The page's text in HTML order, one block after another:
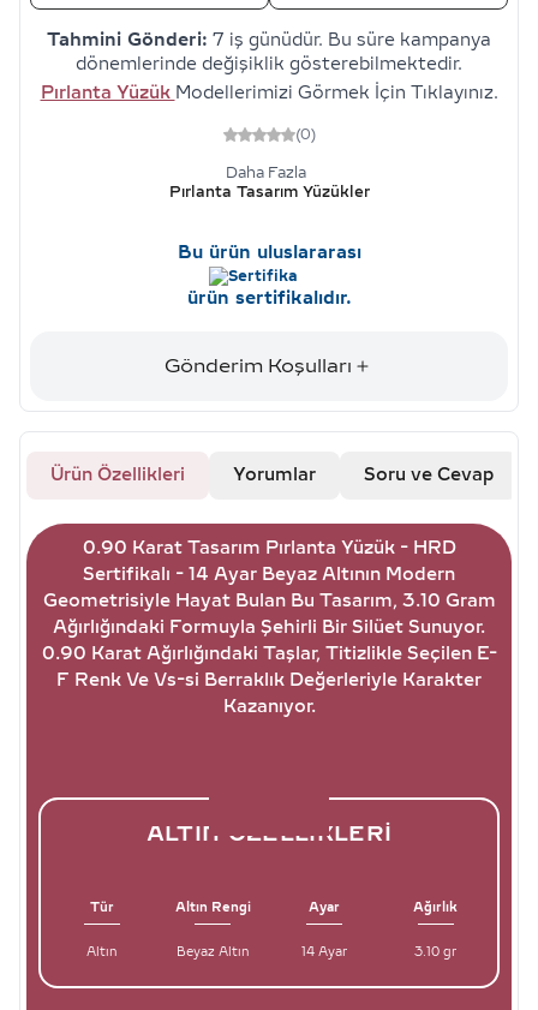
Tahmini Gönderi: 7 iş günüdür. Bu süre kampanya
dönemlerinde değişiklik gösterebilmektedir.
Pırlanta Yüzük Modellerimizi Görmek İçin Tıklayınız.
(0)
Daha Fazla
Pırlanta Tasarım Yüzükler
Bu ürün uluslararası
ürün sertifikalıdır.
Gönderim Koşulları
Ürün Özellikleri Yorumlar Soru ve Cevap
0.90 Karat Tasarım Pırlanta Yüzük - HRD
Sertifikalı - 14 Ayar Beyaz Altının Modern
Geometrisiyle Hayat Bulan Bu Tasarım, 3.10 Gram
Ağırlığındaki Formuyla Şehirli Bir Silüet Sunuyor.
0.90 Karat Ağırlığındaki Taşlar, Titizlikle Seçilen E-
F Renk Ve Vs-si Berraklık Değerleriyle Karakter
Kazanıyor.
ALTIN ÖZELLIKLERI
Tür Altın Rengi Ayar Ağırlık
Altın Beyaz Altın 14 Ayar 3.10 gr